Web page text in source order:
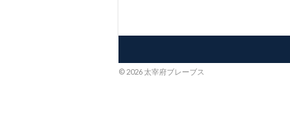
© 2026 太宰府ブレーブス